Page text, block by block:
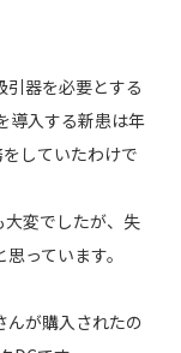
器を必要とする
導入する新患は年
していたわけで
変でしたが、失
っています。
んが購入されたの